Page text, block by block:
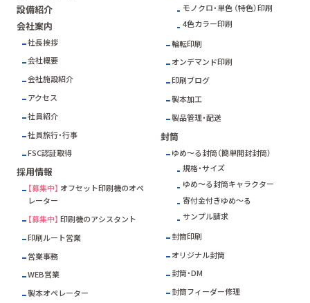
設備紹介
会社案内
社長挨拶
会社概要
会社施設紹介
アクセス
社員紹介
社員旅行・行事
FSC認証取得
採用情報
【募集中】 オフセット印刷機のオペ
レーター
【募集中】 印刷機のアシスタント
印刷ルート営業
営業事務
WEB営業
製本オペレーター
モノクロ・単色 （特色）印刷
4色カラー印刷
輪転印刷
オンデマンド印刷
印刷ブログ
製本加工
製品管理・配送
封筒
ゆめ～る封筒（簡単開封封筒）
規格・サイズ
ゆめ～る封筒キャラクター
寄付金付きゆめ～る
サンプル請求
封筒印刷
オリジナル封筒
封筒・DM
封筒フィーダー修理